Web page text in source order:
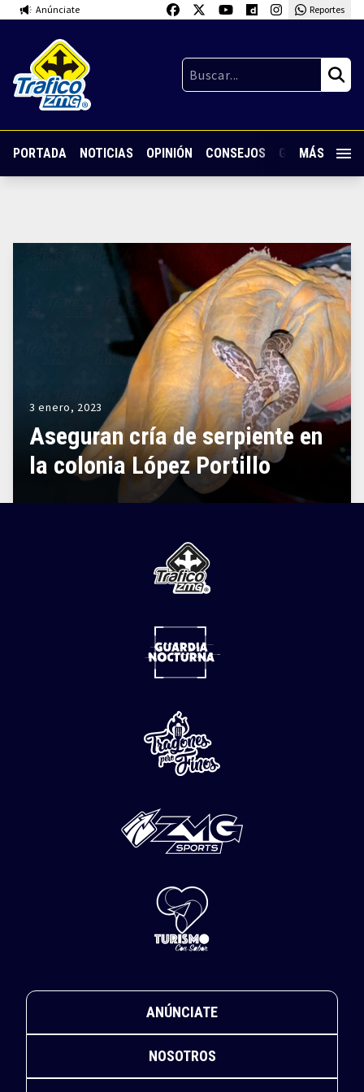
Anúnciate Reportes
PORTADA NOTICIAS OPINIÓN CONSEJOS GUARDIA
MÁS
3 enero, 2023
Aseguran cría de serpiente en
la colonia López Portillo
ANÚNCIATE
NOSOTROS